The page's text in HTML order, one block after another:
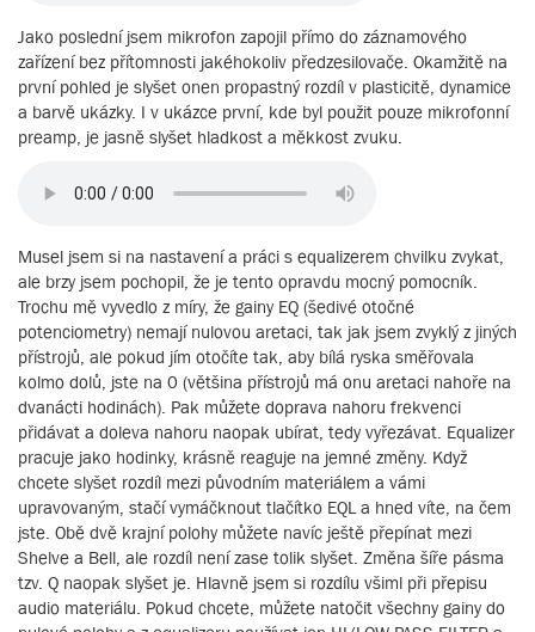
Jako poslední jsem mikrofon zapojil přímo do záznamového
zařízení bez přítomnosti jakéhokoliv předzesilovače. Okamžitě na
první pohled je slyšet onen propastný rozdíl v plasticitě, dynamice
a barvě ukázky. I v ukázce první, kde byl použit pouze mikrofonní
preamp, je jasně slyšet hladkost a měkkost zvuku.
Musel jsem si na nastavení a práci s equalizerem chvilku zvykat,
ale brzy jsem pochopil, že je tento opravdu mocný pomocník.
Trochu mě vyvedlo z míry, že gainy EQ (šedivé otočné
potenciometry) nemají nulovou aretaci, tak jak jsem zvyklý z jiných
přístrojů, ale pokud jím otočíte tak, aby bílá ryska směřovala
kolmo dolů, jste na 0 (většina přístrojů má onu aretaci nahoře na
dvanácti hodinách). Pak můžete doprava nahoru frekvenci
přidávat a doleva nahoru naopak ubírat, tedy vyřezávat. Equalizer
pracuje jako hodinky, krásně reaguje na jemné změny. Když
chcete slyšet rozdíl mezi původním materiálem a vámi
upravovaným, stačí vymáčknout tlačítko EQL a hned víte, na čem
jste. Obě dvě krajní polohy můžete navíc ještě přepínat mezi
Shelve a Bell, ale rozdíl není zase tolik slyšet. Změna šíře pásma
tzv. Q naopak slyšet je. Hlavně jsem si rozdílu všiml při přepisu
audio materiálu. Pokud chcete, můžete natočit všechny gainy do